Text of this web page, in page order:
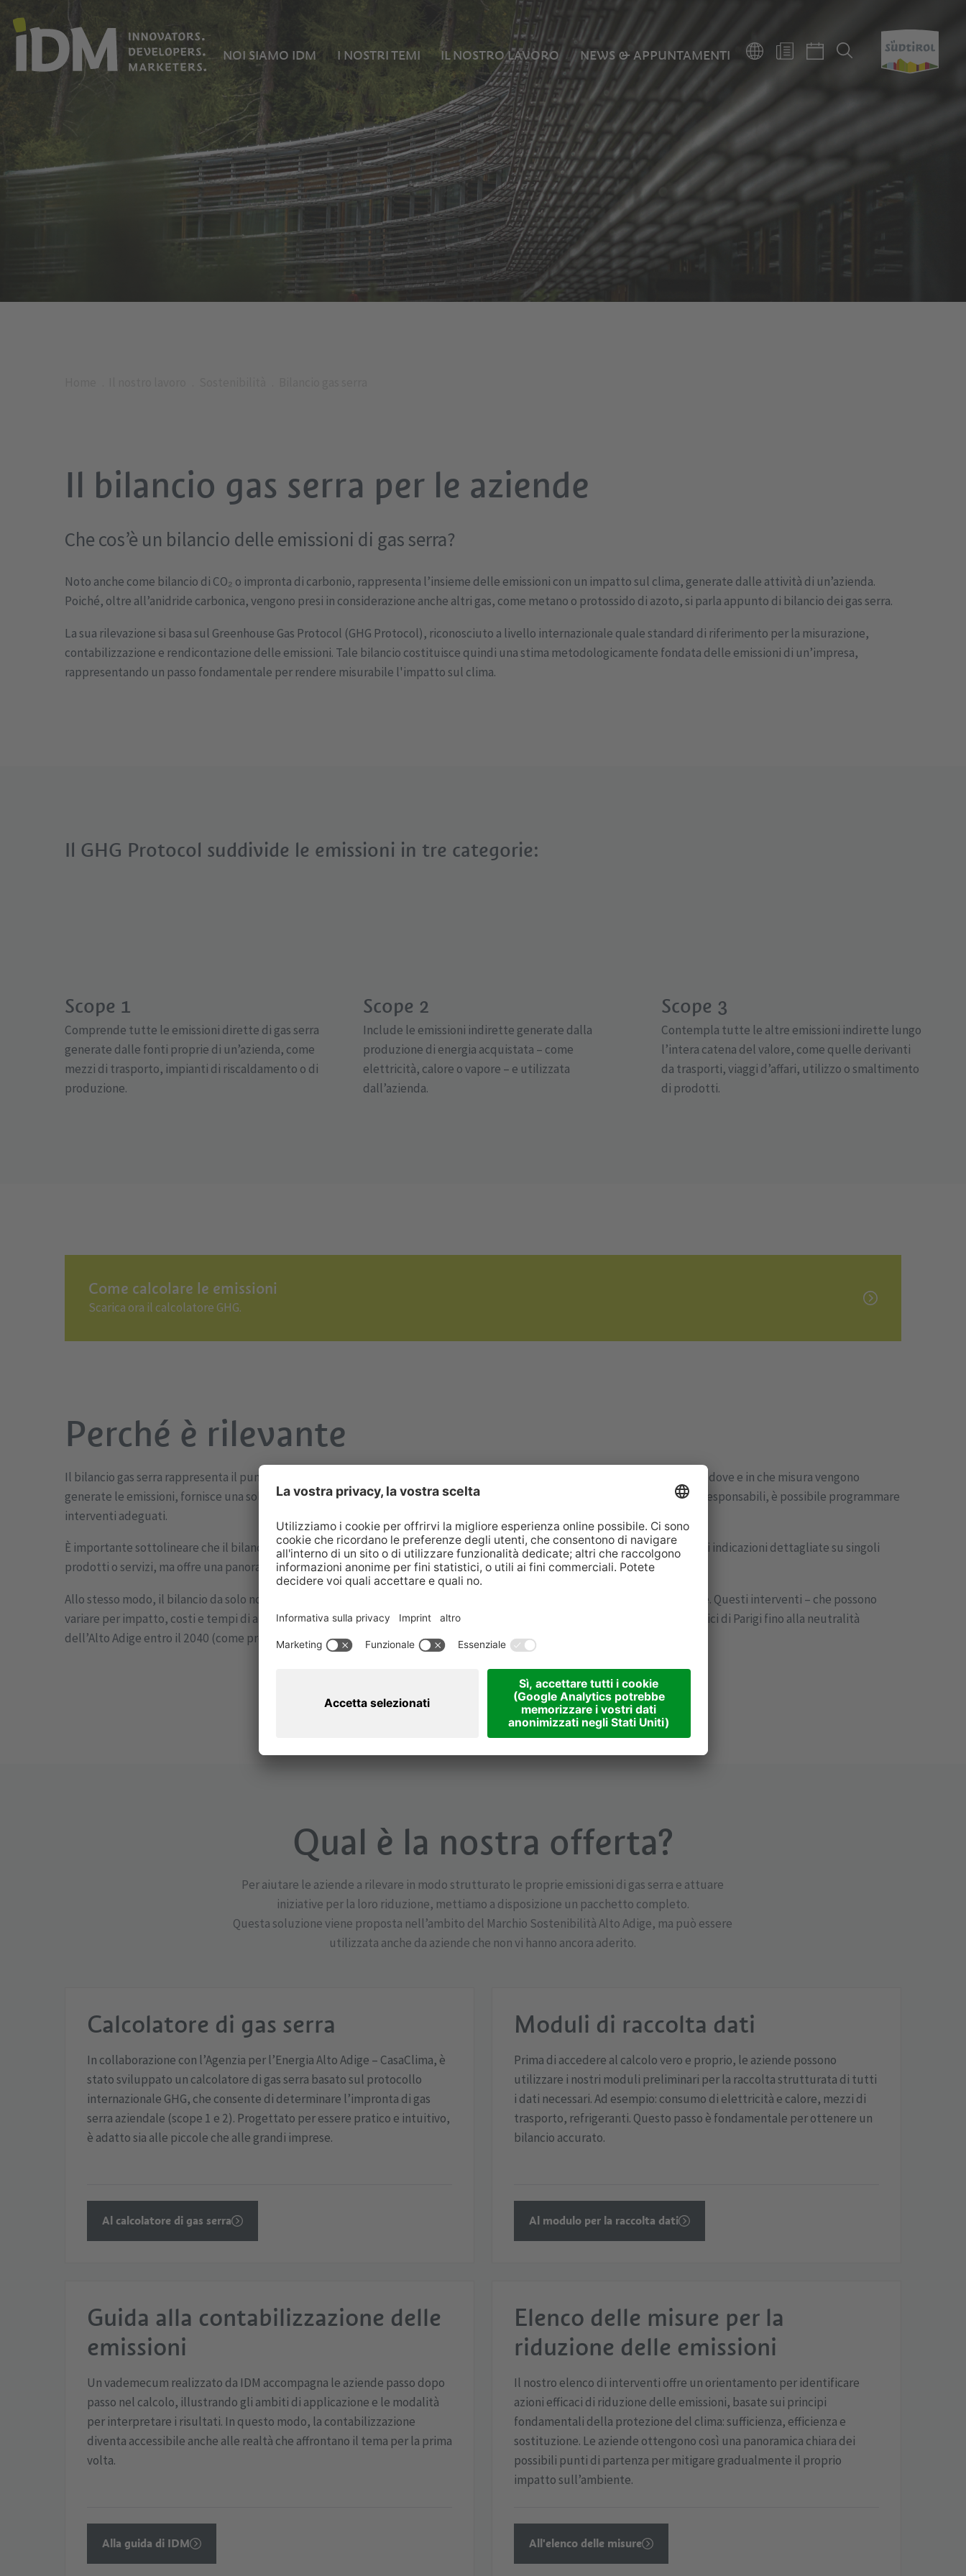
NOI SIAMO IDM I NOSTRI TEMI IL NOSTRO LAVORO NEWS & APPUNTAMENTI
Il bilancio gas serra per le aziende
Che cos’è un bilancio delle emissioni di gas serra?
Noto anche come bilancio di CO₂ o impronta di carbonio, rappresenta l’insieme delle emissioni con un impatto sul clima, generate dalle attività di un’azienda.
Poiché, oltre all’anidride carbonica, vengono presi in considerazione anche altri gas, come metano o protossido di azoto, si parla appunto di bilancio dei gas serra.
La sua rilevazione si basa sul Greenhouse Gas Protocol (GHG Protocol), riconosciuto a livello internazionale quale standard di riferimento per la misurazione,
contabilizzazione e rendicontazione delle emissioni. Tale bilancio costituisce quindi una stima metodologicamente fondata delle emissioni di un’impresa,
rappresentando un passo fondamentale per rendere misurabile l'impatto sul clima.
Il GHG Protocol suddivide le emissioni in tre categorie:
Scope 1
Comprende tutte le emissioni dirette di gas serra
generate dalle fonti proprie di un’azienda, come
mezzi di trasporto, impianti di riscaldamento o di
produzione.
Scope 2
Include le emissioni indirette generate dalla
produzione di energia acquistata – come
elettricità, calore o vapore – e utilizzata
dall’azienda.
Scope 3
Contempla tutte le altre emissioni indirette lungo
l’intera catena del valore, come quelle derivanti
da trasporti, viaggi d’affari, utilizzo o smaltimento
di prodotti.
Come calcolare le emissioni
Scarica ora il calcolatore GHG.
Perché è rilevante
Il bilancio gas serra rappresenta il punto di partenza per un’efficace gestione dell’impatto climatico in azienda. Evidenziando dove e in che misura vengono
generate le emissioni, fornisce una solida base per definire le azioni per ridurle. Solo identificandone chiaramente i processi responsabili, è possibile programmare
interventi adeguati.
È importante sottolineare che il bilancio gas serra considera l’impatto climatico complessivo dell’azienda: non fornisce quindi indicazioni dettagliate su singoli
prodotti o servizi, ma offre una panoramica di tutte le attività, dal consumo energetico alla mobilità.
Allo stesso modo, il bilancio da solo non produce cambiamenti: la sua efficacia deriva dall’implementazione di azioni concrete. Questi interventi – che possono
variare per impatto, costi e tempi di attuazione – contribuiscono al raggiungimento degli obiettivi generali, dai target climatici di Parigi fino alla neutralità
dell’Alto Adige entro il 2040 (come previsto dal Piano Clima).
Qual è la nostra offerta?
Per aiutare le aziende a rilevare in modo strutturato le proprie emissioni di gas serra e attuare
iniziative per la loro riduzione, mettiamo a disposizione un pacchetto completo.
Questa soluzione viene proposta nell’ambito del Marchio Sostenibilità Alto Adige, ma può essere
utilizzata anche da aziende che non vi hanno ancora aderito.
Calcolatore di gas serra
In collaborazione con l’Agenzia per l’Energia Alto Adige – CasaClima, è
stato sviluppato un calcolatore di gas serra basato sul protocollo
internazionale GHG, che consente di determinare l’impronta di gas
serra aziendale (scope 1 e 2). Progettato per essere pratico e intuitivo,
è adatto sia alle piccole che alle grandi imprese.
Al calcolatore di gas serra
Moduli di raccolta dati
Prima di accedere al calcolo vero e proprio, le aziende possono
utilizzare i nostri moduli preliminari per la raccolta strutturata di tutti
i dati necessari. Ad esempio: consumo di elettricità e calore, mezzi di
trasporto, refrigeranti. Questo passo è fondamentale per ottenere un
bilancio accurato.
Al modulo per la raccolta dati
Guida alla contabilizzazione delle
emissioni
Un vademecum realizzato da IDM accompagna le aziende passo dopo
passo nel calcolo, illustrando gli ambiti di applicazione e le modalità
per interpretare i risultati. In questo modo, la contabilizzazione
diventa accessibile anche alle realtà che affrontano il tema per la prima
volta.
Alla guida di IDM
Elenco delle misure per la
riduzione delle emissioni
Il nostro elenco di interventi offre un orientamento per identificare
azioni efficaci di riduzione delle emissioni, basate sui principi
fondamentali della protezione del clima: sufficienza, efficienza e
sostituzione. Le aziende ottengono così una panoramica chiara dei
possibili punti di partenza per mitigare gradualmente il proprio
impatto sull’ambiente.
All'elenco delle misure